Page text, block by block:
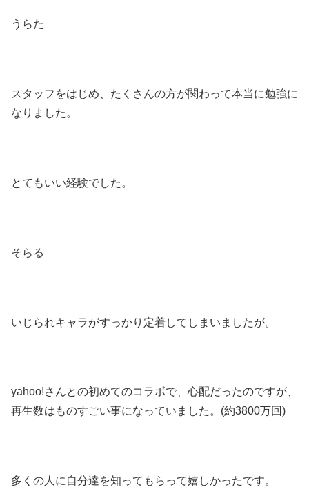
うらた
スタッフをはじめ、たくさんの方が関わって本当に勉強に
なりました。
とてもいい経験でした。
そらる
いじられキャラがすっかり定着してしまいましたが。
yahoo!さんとの初めてのコラボで、心配だったのですが、
再生数はものすごい事になっていました。(約3800万回)
多くの人に自分達を知ってもらって嬉しかったです。